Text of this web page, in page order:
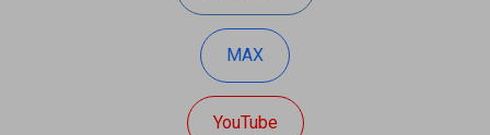
MAX
YouTube